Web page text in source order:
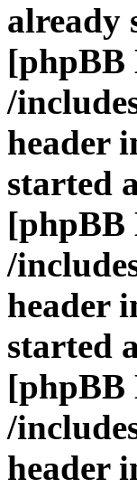
already
[phpBB
/
header
started
[phpBB
/
header
started
[phpBB
/
header